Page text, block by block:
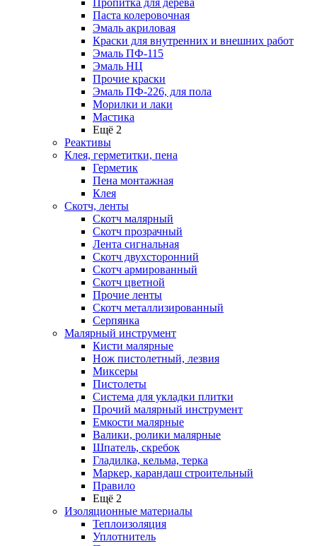
Пропитка для дерева
Паста колеровочная
Эмаль акриловая
Краски для внутренних и внешних работ
Эмаль ПФ-115
Эмаль НЦ
Прочие краски
Эмаль ПФ-226, для пола
Морилки и лаки
Мастика
Ещё 2
Реактивы
Клея, герметитки, пена
Герметик
Пена монтажная
Клея
Скотч, ленты
Скотч малярный
Скотч прозрачный
Лента сигнальная
Скотч двухсторонний
Скотч армированный
Скотч цветной
Прочие ленты
Скотч металлизированный
Серпянка
Малярный инструмент
Кисти малярные
Нож пистолетный, лезвия
Миксеры
Пистолеты
Система для укладки плитки
Прочий малярный инструмент
Емкости малярные
Валики, ролики малярные
Шпатель, скребок
Гладилка, кельма, терка
Маркер, карандаш строительный
Правило
Ещё 2
Изоляционные материалы
Теплоизоляция
Уплотнитель